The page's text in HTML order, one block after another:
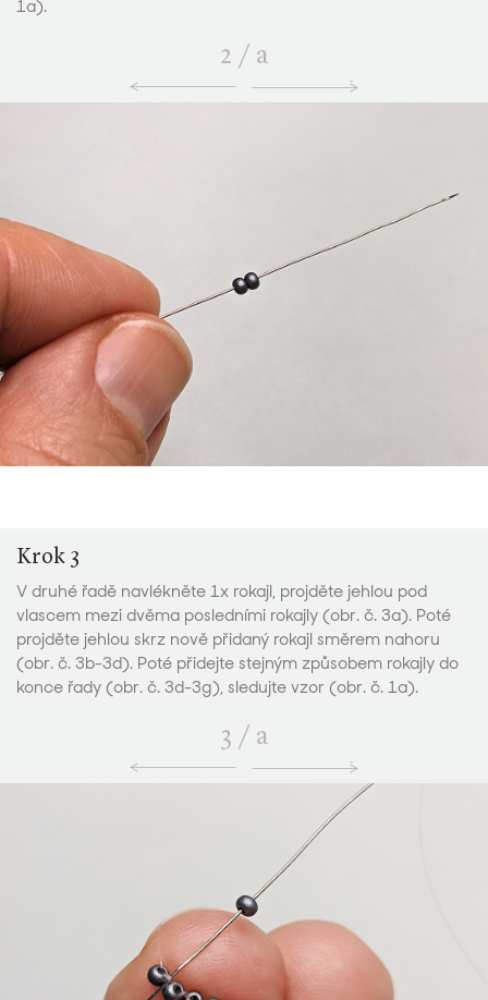
1a).
2 / a
Krok 3
V druhé řadě navlékněte 1x rokajl, projděte jehlou pod
vlascem mezi dvěma posledními rokajly (obr. č. 3a). Poté
projděte jehlou skrz nově přidaný rokajl směrem nahoru
(obr. č. 3b-3d). Poté přidejte stejným způsobem rokajly do
konce řady (obr. č. 3d-3g), sledujte vzor (obr. č. 1a).
3 / a